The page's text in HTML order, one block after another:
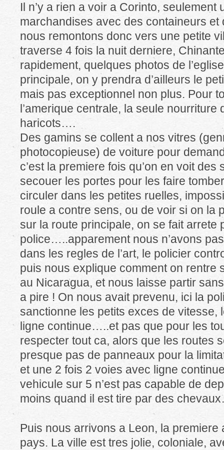
Il n’y a rien a voir a Corinto, seulement
marchandises avec des containeurs et
nous remontons donc vers une petite
traverse 4 fois la nuit derniere,
rapidement, quelques photos de
principale, on y prendra d’ailleurs le
mais pas exceptionnel non plus. Pour
l’amerique centrale, la seule nourriture
haricots….
Des gamins se collent a nos vitres
photocopieuse) de voiture pour
c’est la premiere fois qu’on en voit des
secouer les portes pour les faire
circuler dans les petites ruelles,
roule a contre sens, ou de voir si on la
sur la route principale, on se fait arrete
police…..apparement nous n’avons
dans les regles de l’art, le policier
puis nous explique comment on rentre
au Nicaragua, et nous laisse partir
a pire ! On nous avait prevenu, ici la
sanctionne les petits exces de vitesse,
ligne continue…..et pas que pour les
respecter tout ca, alors que les routes
presque pas de panneaux pour la
et une 2 fois 2 voies avec ligne
vehicule sur 5 n’est pas capable de
moins quand il est tire par des
Puis nous arrivons a Leon, la premiere
pays. La ville est tres jolie, coloniale,